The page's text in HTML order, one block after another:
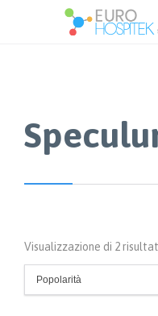
Visualizzazione di 2